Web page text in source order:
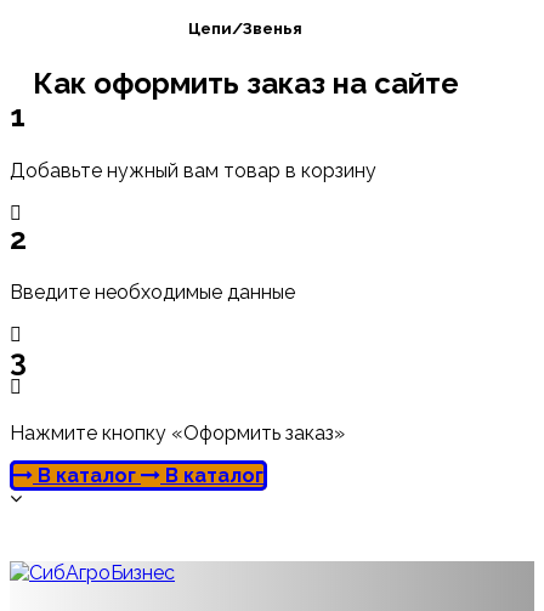
Цепи/Звенья
Как оформить заказ на сайте
1
Добавьте нужный вам товар в корзину
2
Введите необходимые данные
3
Нажмите кнопку «Оформить заказ»
В каталог
В каталог